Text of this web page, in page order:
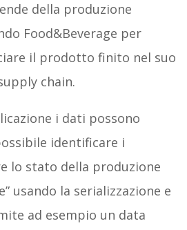
della produzione
Food&Beverage per
il prodotto finito nel suo
chain.
i dati possono
identificare i
lo stato della produzione
usando la serializzazione e
ad esempio un data